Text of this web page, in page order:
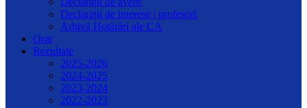
Declarații de interese | profesori
Arhivă Hotărâri ale CA
Orar
Rezultate
2025-2026
2024-2025
2023-2024
2022-2023